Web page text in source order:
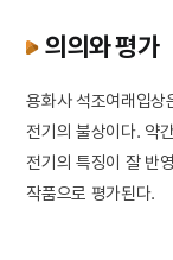
의의와 평가
용화사 석조여래입상
전기의 불상이다. 약
전기의 특징이 잘 반
작품으로 평가된다.